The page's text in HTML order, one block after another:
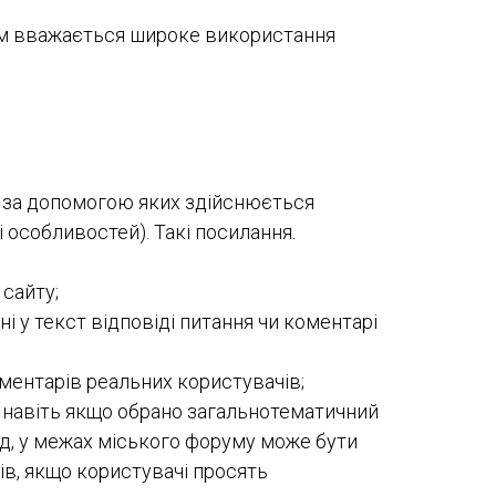
вважається широке використання
допомогою яких здійснюється
Такі посилання.
текст відповіді питання чи коментарі
реальних користувачів;
якщо обрано загальнотематичний
у межах міського форуму може бути
якщо користувачі просять